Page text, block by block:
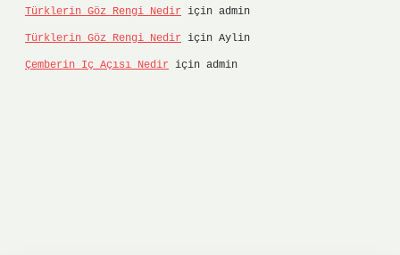
Türklerin Göz Rengi Nedir için admin
Türklerin Göz Rengi Nedir için Aylin
Çemberin Iç Açısı Nedir için admin